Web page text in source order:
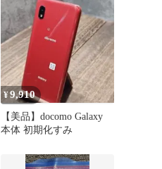
¥9,910
【美品】docomo Galaxy
本体 初期化すみ